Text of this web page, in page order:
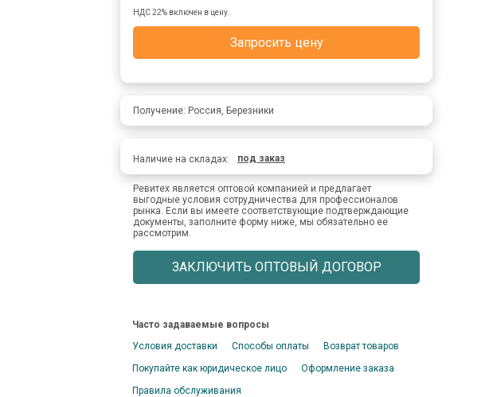
НДС 22% включен в цену.
Запросить цену
Получение: Россия, Березники
Наличие на складах: под заказ
Ревитех является оптовой компанией и предлагает
выгодные условия сотрудничества для профессионалов
рынка. Если вы имеете соответствующие подтверждающие
документы, заполните форму ниже, мы обязательно ее
рассмотрим.
ЗАКЛЮЧИТЬ ОПТОВЫЙ ДОГОВОР
Часто задаваемые вопросы
Условия доставки
Способы оплаты
Возврат товаров
Покупайте как юридическое лицо
Оформление заказа
Правила обслуживания